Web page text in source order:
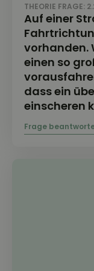
THEORIE FRAGE:
Auf einer
vorhanden.
einen so
dass ein
einscheren